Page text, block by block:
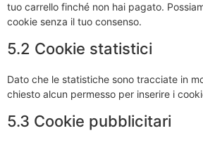
tuo carrello finché non hai pagato.
cookie senza il tuo consenso.
5.2 Cookie statistici
Dato che le statistiche sono tracciate in
chiesto alcun permesso per inserire i
5.3 Cookie pubblicitari